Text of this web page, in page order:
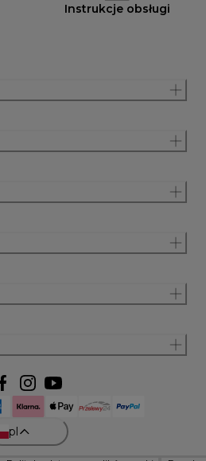
Instrukcje obsługi
pl